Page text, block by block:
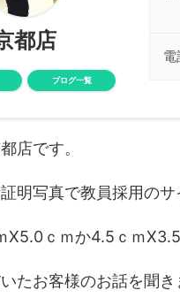
都店
ブログ一覧
電
店です。
明写真で教員採用のサ
X5.0ｃｍか4.5ｃｍX3.5
たお客様のお話を聞き